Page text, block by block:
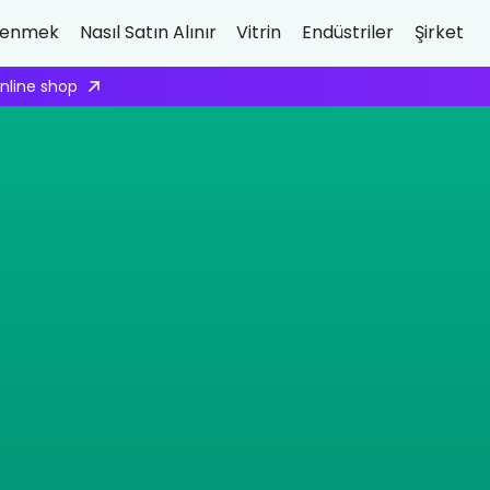
Nasıl Satın Alınır Vitrin Endüstriler Şirket
here